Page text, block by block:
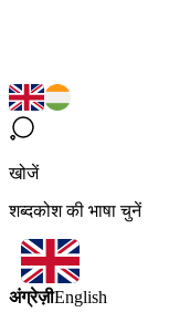
खोजें
शब्दकोश की भाषा चुनें
अंग्रेज़ीEnglish